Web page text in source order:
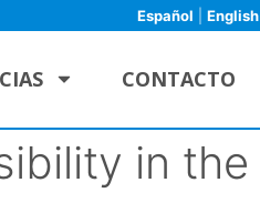
Español English
CONTACTO
in the